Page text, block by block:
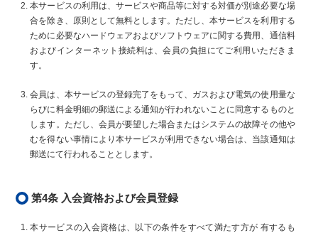
本サービスの利用は、サービスや商品等に対する対価が別途必要な場
合を除き、原則として無料とします。ただし、本サービスを利用する
ために必要なハードウェアおよびソフトウェアに関する費用、通信料
およびインターネット接続料は、会員の負担にてご利用いただきま
す。
会員は、本サービスの登録完了をもって、ガスおよび電気の使用量な
らびに料金明細の郵送による通知が行われないことに同意するものと
します。ただし、会員が要望した場合またはシステムの故障その他や
むを得ない事情により本サービスが利用できない場合は、当該通知は
郵送にて行われることとします。
第4条 入会資格および会員登録
本サービスの入会資格は、以下の条件をすべて満たす方が 有するも